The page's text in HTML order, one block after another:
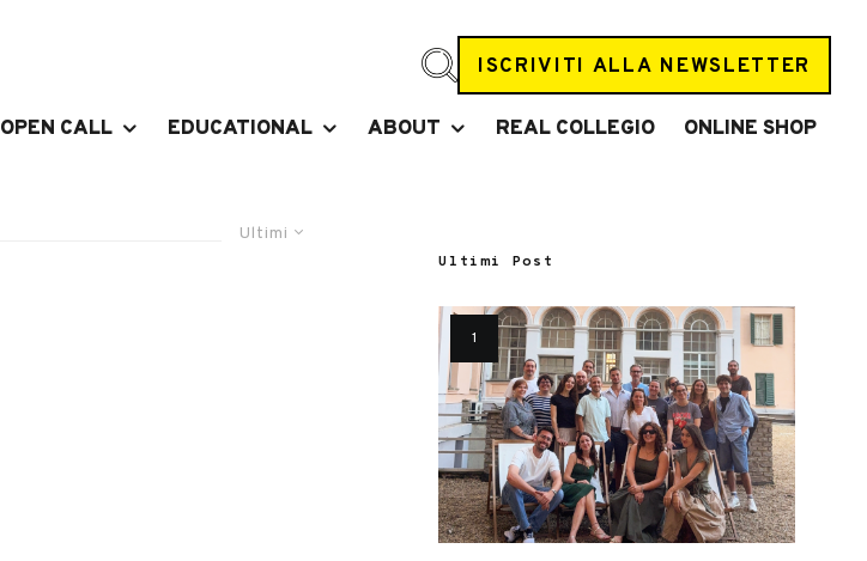
ISCRIVITI ALLA NEWSLETTER
OPEN CALL EDUCATIONAL ABOUT REAL COLLEGIO ONLINE SHOP
Ultimi
Ultimi Post